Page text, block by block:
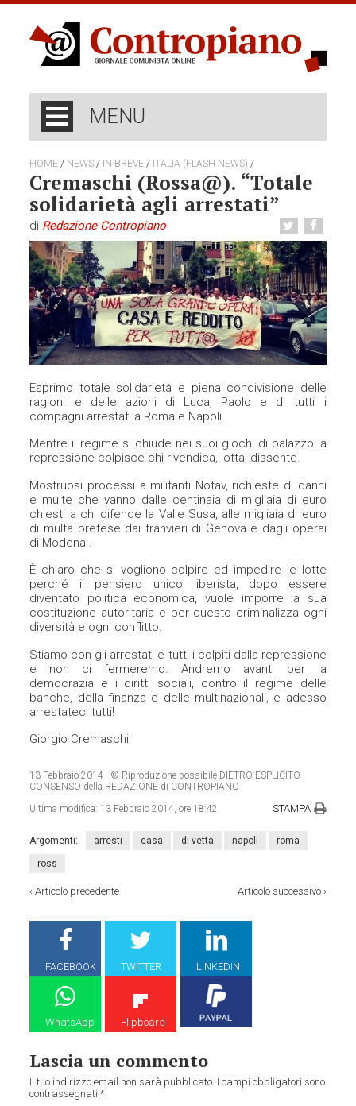
MENU
HOME / NEWS / IN BREVE / ITALIA (FLASH NEWS) /
Cremaschi (Rossa@). “Totale
solidarietà agli arrestati”
di Redazione Contropiano
Esprimo totale solidarietà e piena condivisione delle
ragioni e delle azioni di Luca, Paolo e di tutti i
compagni arrestati a Roma e Napoli.
Mentre il regime si chiude nei suoi giochi di palazzo la
repressione colpisce chi rivendica, lotta, dissente.
Mostruosi processi a militanti Notav, richieste di danni
e multe che vanno dalle centinaia di migliaia di euro
chiesti a chi difende la Valle Susa, alle migliaia di euro
di multa pretese dai tranvieri di Genova e dagli operai
di Modena .
È chiaro che si vogliono colpire ed impedire le lotte
perché il pensiero unico liberista, dopo essere
diventato politica economica, vuole imporre la sua
costituzione autoritaria e per questo criminalizza ogni
diversità e ogni conflitto.
Stiamo con gli arrestati e tutti i colpiti dalla repressione
e non ci fermeremo. Andremo avanti per la
democrazia e i diritti sociali, contro il regime delle
banche, della finanza e delle multinazionali, e adesso
arrestateci tutti!
Giorgio Cremaschi
13 Febbraio 2014 - © Riproduzione possibile DIETRO ESPLICITO
CONSENSO della REDAZIONE di CONTROPIANO
Ultima modifica: 13 Febbraio 2014, ore 18:42 STAMPA
Argomenti: arresti casa di vetta napoli roma
ross
‹Articolo precedente Articolo successivo›
FACEBOOK TWITTER LINKEDIN
WhatsApp Flipboard
Lascia un commento
Il tuo indirizzo email non sarà pubblicato. I campi obbligatori sono
contrassegnati*